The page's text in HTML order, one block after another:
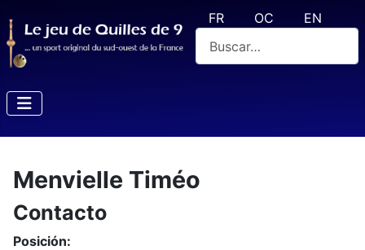
Seleccione su idioma
FR OC
EN
Menvielle Timéo
Contacto
Posición: